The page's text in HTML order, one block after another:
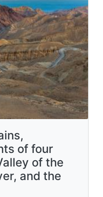
of four
of the
and the